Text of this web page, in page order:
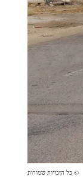
© כל הזכויות שמורות